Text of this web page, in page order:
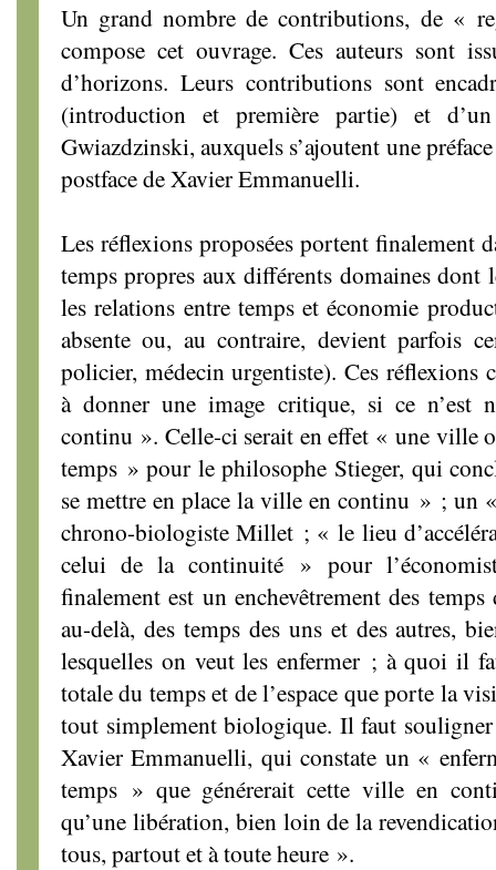
Un grand nombre de contributions, de «
compose cet ouvrage. Ces auteurs sont
d’horizons. Leurs contributions sont
(introduction et première partie) et
Gwiazdzinski, auxquels s’ajoutent une
postface de Xavier Emmanuelli.
Les réflexions proposées portent finalement
temps propres aux différents domaines dont
les relations entre temps et économie
absente ou, au contraire, devient parfois
policier, médecin urgentiste). Ces réflexions
à donner une image critique, si ce
continu ». Celle-ci serait en effet « une ville
temps » pour le philosophe Stieger, qui
se mettre en place la ville en continu » ;
chrono-biologiste Millet ; « le lieu
celui de la continuité » pour
finalement est un enchevêtrement des
au-delà, des temps des uns et des autres,
lesquelles on veut les enfermer ; à quoi il
totale du temps et de l’espace que porte la
tout simplement biologique. Il faut
Xavier Emmanuelli, qui constate un «
temps » que générerait cette ville en
qu’une libération, bien loin de la
tous, partout et à toute heure ».